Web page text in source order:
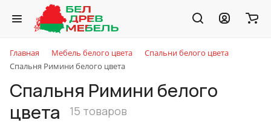
Главная Мебель белого цвета
Спальни белого цвета
Спальня Римини белого цвета
Спальня Римини белого
цвета
15 товаров